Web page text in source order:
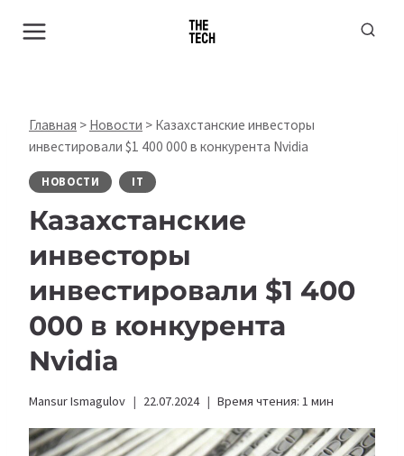
Главная > Новости > Казахстанские инвесторы
инвестировали $1 400 000 в конкурента Nvidia
НОВОСТИ IT
Казахстанские
инвесторы
инвестировали $1 400
000 в конкурента
Nvidia
Mansur Ismagulov 22.07.2024 Время чтения: 1 мин